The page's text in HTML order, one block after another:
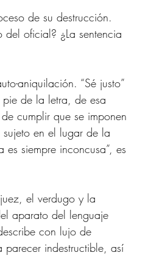
de su destrucción.
oficial? ¿La sentencia
aniquilación. “Sé justo”
de la letra, de esa
cumplir que se imponen
en el lugar de la
siempre inconcusa”, es
el verdugo y la
aparato del lenguaje
con lujo de
indestructible, así